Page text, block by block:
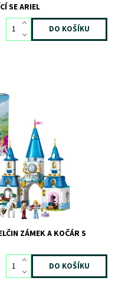
SE ARIEL
ZÁMEK A KOČÁR S